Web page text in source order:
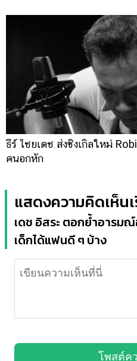
ธีร์ ไชยเดช ส่งซิงเกิลใหม่
คนอกหัก
แสดงความคิดเห็น
เดช อิสระ ตอกย้ำอารม
เด็กได้แฟนดี ๆ บ้าง
โพสต์ค